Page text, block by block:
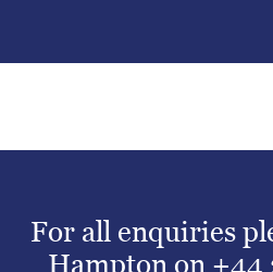
For all enquiries
Hampton on +44